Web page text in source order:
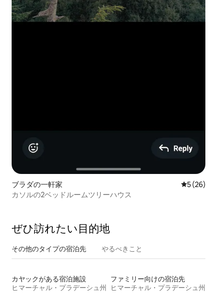
ブラダの一軒家 レビュー
5 (26)
カソルの2ベッドルームツリーハウス
ぜひ訪⁠れ⁠た⁠い目⁠的⁠地
その他のタ⁠イ⁠プ⁠の宿⁠泊⁠先 やるべきこと
カヤックがある宿泊施設
ヒマーチャル・プラデーシュ州
ファミリー向けの宿泊先
ヒマーチャル・プラデーシュ州